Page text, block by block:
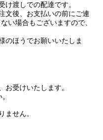
け渡しでの配達です。
文後、お支払いの前にご連
い場合もございますので、
のほうでお願いいたしま
お受けいたします。
ません。